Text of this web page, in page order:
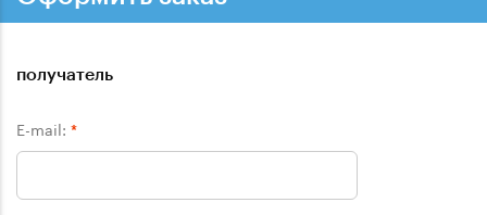
получатель
E-mail: *